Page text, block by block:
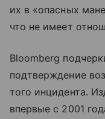
их в «опасных
что не имеет
Bloomberg
подтверждение
того инцидента.
впервые с 2001